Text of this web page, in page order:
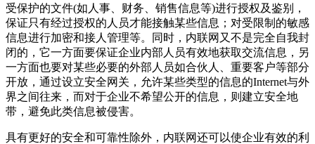
受保护的文件(如人事、财务、销售信息等)进行授权及鉴别，
保证只有经过授权的人员才能接触某些信息；对受限制的敏感
信息进行加密和接人管理等。同时，内联网又不是完全自我封
闭的，它一方面要保证企业内部人员有效地获取交流信息，另
一方面也要对某些必要的外部人员如合伙人、重要客户等部分
开放，通过设立安全网关，允许某些类型的信息的Internet与外
界之间往来，而对于企业不希望公开的信息，则建立安全地
带，避免此类信息被侵害。
具有更好的安全和可靠性除外，内联网还可以使企业有效的利